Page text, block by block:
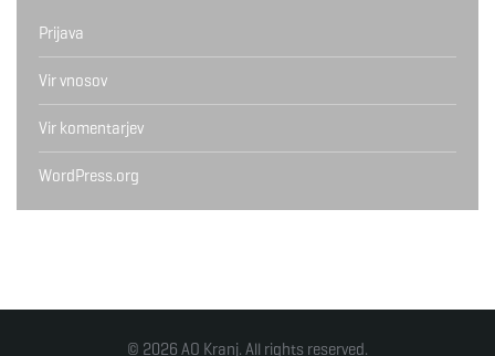
Prijava
Vir vnosov
Vir komentarjev
WordPress.org
© 2026 AO Kranj. All rights reserved.